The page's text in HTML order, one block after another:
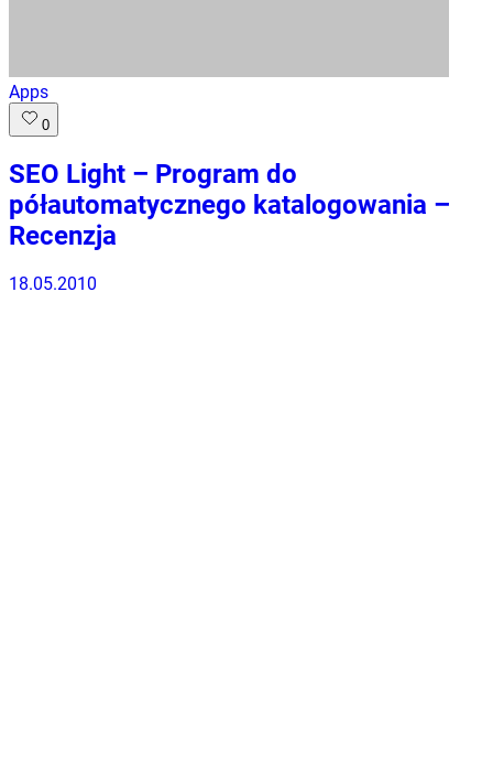
Apps
0
SEO Light – Program do
półautomatycznego katalogowania –
Recenzja
18.05.2010